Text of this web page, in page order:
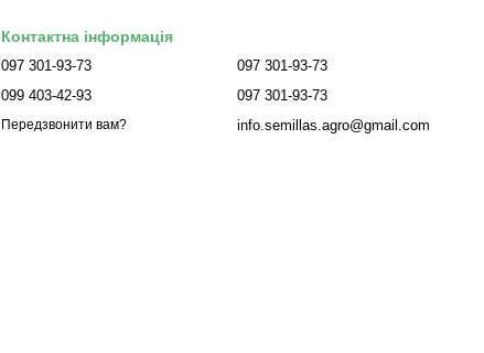
Контактна інформація
097 301-93-73
099 403-42-93
Передзвонити вам?
097 301-93-73
097 301-93-73
info.semillas.agro@gmail.com